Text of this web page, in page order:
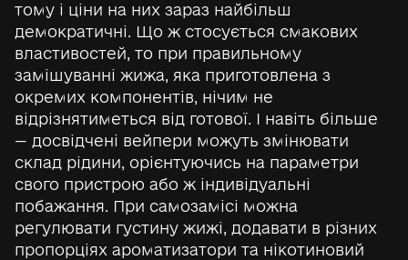
тому і ціни на них зараз найбільш
демократичні. Що ж стосується смакових
властивостей, то при правильному
замішуванні жижа, яка приготовлена з
окремих компонентів, нічим не
відрізнятиметься від готової. І навіть більше
— досвідчені вейпери можуть змінювати
склад рідини, орієнтуючись на параметри
свого пристрою або ж індивідуальні
побажання. При самозамісі можна
регулювати густину жижі, додавати в різних
пропорціях ароматизатори та нікотиновий